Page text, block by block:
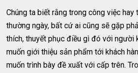
Chúng ta biết rằng trong công việc hay
thường ngày, bất cứ ai cũng sẽ gặp
thích, thuyết phục điều gì đó với người
muốn giới thiệu sản phẩm tới khách
muốn trình bày đề xuất với cấp trên.